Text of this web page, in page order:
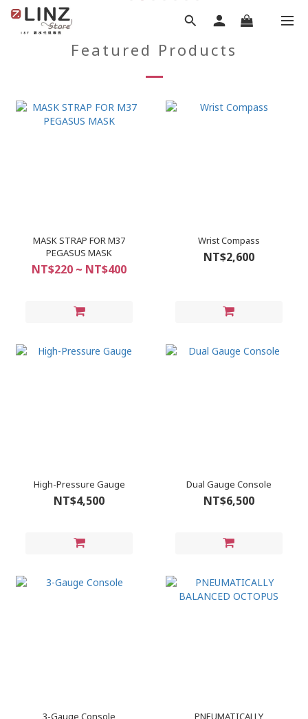
Featured Products
MASK STRAP FOR M37
PEGASUS MASK
NT$220 ~ NT$400
Wrist Compass
NT$2,600
High-Pressure Gauge
NT$4,500
Dual Gauge Console
NT$6,500
3-Gauge Console
PNEUMATICALLY